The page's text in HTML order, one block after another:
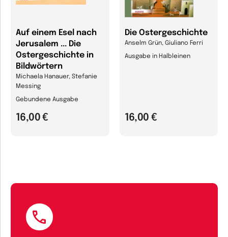
Auf einem Esel nach
Jerusalem ... Die
Ostergeschichte in
Bildwörtern
Michaela Hanauer, Stefanie
Messing
Gebundene Ausgabe
16,00 €
Die Ostergeschichte
Anselm Grün, Giuliano Ferri
Ausgabe in Halbleinen
16,00 €